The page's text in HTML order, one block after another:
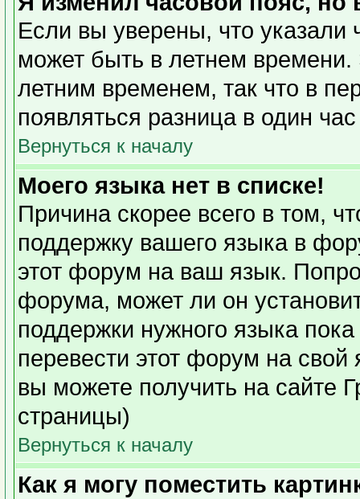
Если вы уверены, что указали
может быть в летнем
летним временем, так что в
появляться разница в один
Вернуться к началу
Моего языка нет в списке!
Причина скорее всего в том,
поддержку вашего языка в
этот форум на ваш язык.
форума, может ли он
поддержки нужного языка
перевести этот форум на
вы можете получить на сайте
страницы)
Вернуться к началу
Как я могу поместить